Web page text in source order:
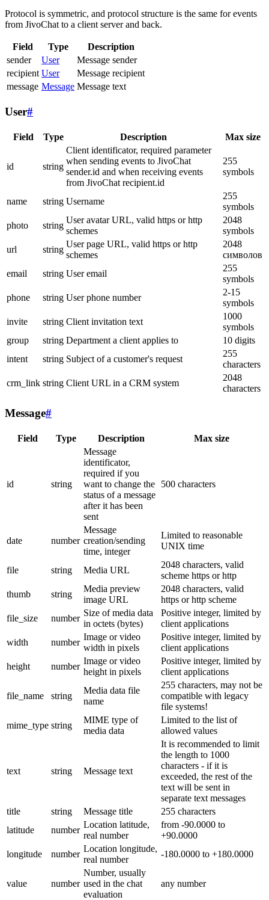
Protocol is symmetric, and protocol structure is the same for events
from JivoChat to a client server and back.
Field Type
Description
sender
User
Message sender
recipient User
Message recipient
message Message Message text
User#
Field Type Description Max size
id string
Client identificator, required parameter
when sending events to JivoChat
sender.id and when receiving events
from JivoChat recipient.id
255
symbols
name string Username
255
symbols
photo
string
User avatar URL, valid https or http
schemes
2048
symbols
url
string
User page URL, valid https or http
schemes
2048
символов
email
string User email
255
symbols
phone
string User phone number
2-15
symbols
invite
string Client invitation text
1000
symbols
group
string Department a client applies to
10 digits
intent
string Subject of a customer's request
255
characters
crm_link string Client URL in a CRM system
2048
characters
Message#
Field Type Description Max size
id string
Message
identificator,
required if you
want to change the
status of a message
after it has been
sent
500 characters
date number
Message
creation/sending
time, integer
Limited to reasonable
UNIX time
file string Media URL
2048 characters, valid
scheme https or http
thumb
string
Media preview
image URL
2048 characters, valid
https or http scheme
file_size
number
Size of media data
in octets (bytes)
Positive integer, limited by
client applications
width
number
Image or video
width in pixels
Positive integer, limited by
client applications
height
number
Image or video
height in pixels
Positive integer, limited by
client applications
file_name string
Media data file
name
255 characters, may not be
compatible with legacy
file systems!
mime_type string
MIME type of
media data
Limited to the list of
allowed values
text string Message text
It is recommended to limit
the length to 1000
characters - if it is
exceeded, the rest of the
text will be sent in
separate text messages
title
string Message title
255 characters
latitude
number
Location latitude,
real number
from -90.0000 to
+90.0000
longitude
number
Location longitude,
real number
-180.0000 to +180.0000
value number
Number, usually
used in the chat
evaluation
any number